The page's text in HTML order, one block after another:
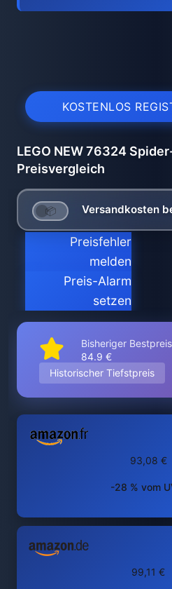
KOSTENLOS
LEGO NEW 76324
Preisvergleich
Versandkosten
Preisfehler
melden
Preis-Alarm
setzen
Bisheriger Bestpreis
84.9 €
Historischer Tiefstpreis
93,08 €
-28 % vom
99,11 €